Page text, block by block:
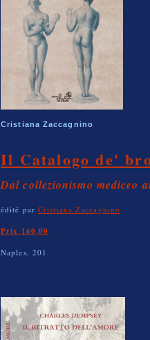
Cristiana Zaccagnino
Il Catalogo de'
Dal collezionismo mediceo
édité par Cristiana Zaccagnino
Prix 160,00
Naples, 201